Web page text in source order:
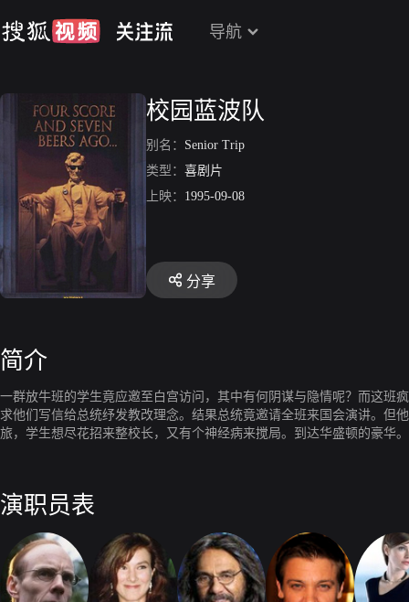
导航
校园蓝波队
别名： Senior Trip
类型： 喜剧片
上映： 1995-09-08
分享
简介
一群放牛班的学生竟应邀至白宫访问，其中有何阴谋与隐情呢？而这班
求他们写信给总统纾发教改理念。结果总统竟邀请全班来国会演讲。但
旅，学生想尽花招来整校长，又有个神经病来搅局。到达华盛顿的豪华。
演职员表